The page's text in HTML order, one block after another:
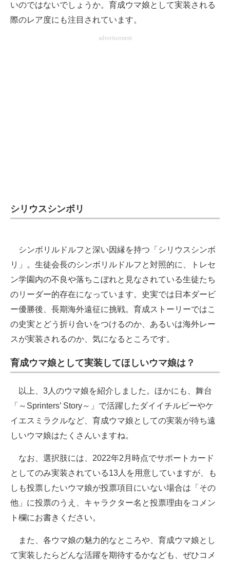
いのではないでしょうか。育成ウマ娘として実装される
際のレア度にも注目されています。
advertisement
シリウスシンボリ
シンボリルドルフと深い因縁を持つ「シリウスシンボ
リ」。生徒会長のシンボリルドルフと対照的に、トレセ
ン学園内の不良や落ちこぼれと見なされている生徒たち
のリーダー的存在になっています。史実では日本ダービ
ー優勝後、長期海外遠征に挑戦。育成ストーリーではこ
の史実とどう折り合いをつけるのか、あるいは海外レー
スが実装されるのか、気になるところです。
育成ウマ娘として実装してほしいウマ娘は？
以上、3人のウマ娘を紹介しました。ほかにも、舞台
「～Sprinters’ Story～」で活躍したダイイチルビーやケ
イエスミラクルなど、育成ウマ娘としての実装が待ち遠
しいウマ娘はたくさんいますね。
なお、選択肢には、2022年2月時点でサポートカード
としてのみ実装されている13人を用意していますが、も
しも投票したいウマ娘が投票項目にいない場合は「その
他」に投票のうえ、キャラクター名と投票理由をコメン
ト欄にお書きください。
また、各ウマ娘の魅力的なところや、育成ウマ娘とし
て実装したらどんな活躍を期待するかなども、ぜひコメ